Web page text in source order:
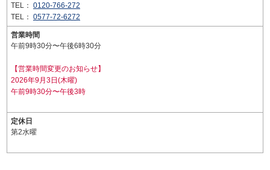
TEL： 0120-766-272
TEL： 0577-72-6272
営業時間
午前9時30分〜午後6時30分
【営業時間変更のお知らせ】
2026年9月3日(木曜)
午前9時30分〜午後3時
定休日
第2水曜